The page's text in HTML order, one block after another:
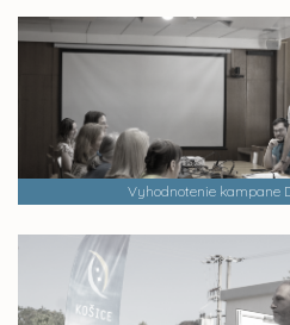
Vyhodnotenie kampane